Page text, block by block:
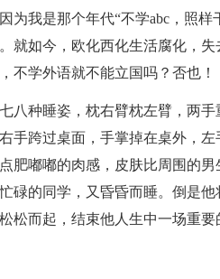
为我是那个年代“不学abc，照
就如今，欧化西化生活腐化，
不学外语就不能立国吗？否也！
八种睡姿，枕右臂枕左臂，两
跨过桌面，手掌掉在桌外，左
肥嘟嘟的肉感，皮肤比周围的
碌的同学，又昏昏而睡。倒是
松而起，结束他人生中一场重要